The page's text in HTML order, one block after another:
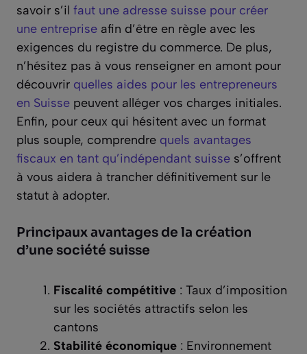
savoir s’il faut une adresse suisse pour créer
une entreprise afin d’être en règle avec les
exigences du registre du commerce. De plus,
n’hésitez pas à vous renseigner en amont pour
découvrir quelles aides pour les entrepreneurs
en Suisse peuvent alléger vos charges initiales.
Enfin, pour ceux qui hésitent avec un format
plus souple, comprendre quels avantages
fiscaux en tant qu’indépendant suisse s’offrent
à vous aidera à trancher définitivement sur le
statut à adopter.
Principaux avantages de la création
d’une société suisse
Fiscalité compétitive : Taux d’imposition
sur les sociétés attractifs selon les
cantons
Stabilité économique : Environnement